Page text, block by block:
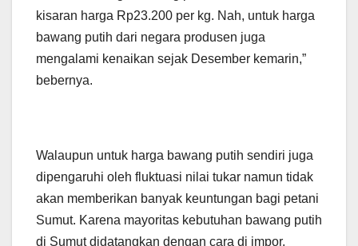
kisaran harga Rp23.200 per kg. Nah, untuk harga
bawang putih dari negara produsen juga
mengalami kenaikan sejak Desember kemarin,”
bebernya.
Walaupun untuk harga bawang putih sendiri juga
dipengaruhi oleh fluktuasi nilai tukar namun tidak
akan memberikan banyak keuntungan bagi petani
Sumut. Karena mayoritas kebutuhan bawang putih
di Sumut didatangkan dengan cara di impor.